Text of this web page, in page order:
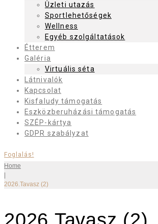
Üzleti utazás
Sportlehetőségek
Wellness
Egyéb szolgáltatások
Étterem
Galéria
Virtuális séta
Látnivalók
Kapcsolat
Kisfaludy támogatás
Eszközberuházási támogatás
SZÉP-kártya
GDPR szabályzat
Foglalás!
Home
2026.Tavasz (2)